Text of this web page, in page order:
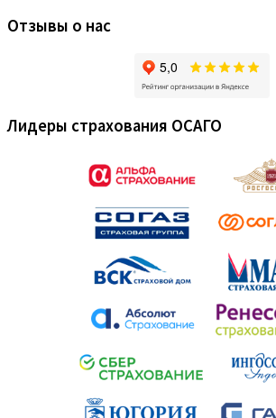
Отзывы о нас
Лидеры страхования ОСАГО